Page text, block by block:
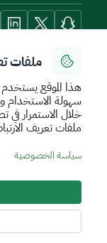
ملفات
هذا الموقع
سهولة الاستخدام
خلال الاستمرار في
ملفات تعريف
سياسة الخصوصية
أدوات الإتاحة
سياسة الإستخدام الآمن
جميع الحقوق محفوظة
تم تطويره وتشغيله